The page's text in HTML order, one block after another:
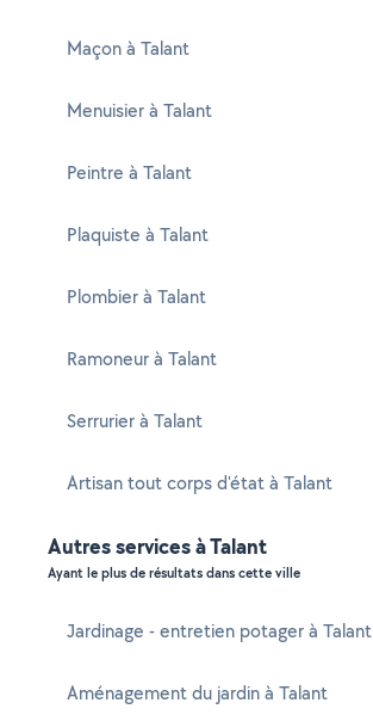
Maçon à Talant
Menuisier à Talant
Peintre à Talant
Plaquiste à Talant
Plombier à Talant
Ramoneur à Talant
Serrurier à Talant
Artisan tout corps d'état à Talant
Autres services à Talant
Ayant le plus de résultats dans cette ville
Jardinage - entretien potager à Talant
Aménagement du jardin à Talant